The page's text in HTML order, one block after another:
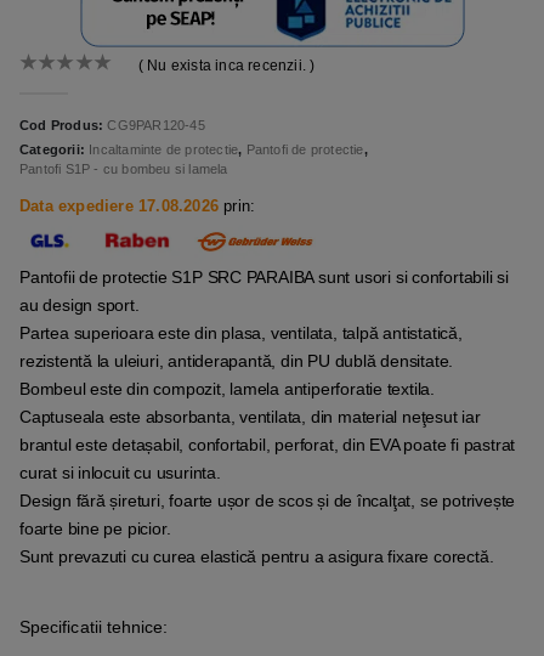
( Nu exista inca recenzii. )
Cod Produs:CG9PAR120-45
Categorii: Incaltaminte de protectie, Pantofi de protectie,
Pantofi S1P - cu bombeu si lamela
Data expediere 17.08.2026 prin:
Pantofii de protectie S1P SRC PARAIBA sunt usori si confortabili si
au design sport.
Partea superioara este din plasa, ventilata, talpă antistatică,
rezistentă la uleiuri, antiderapantă, din PU dublă densitate.
Bombeul este din compozit, lamela antiperforatie textila.
Captuseala este absorbanta, ventilata, din material neţesut iar
brantul este detașabil, confortabil, perforat, din EVA poate fi pastrat
curat si inlocuit cu usurinta.
Design fără șireturi, foarte ușor de scos și de încalţat, se potrivește
foarte bine pe picior.
Sunt prevazuti cu curea elastică pentru a asigura fixare corectă.
Specificatii tehnice: